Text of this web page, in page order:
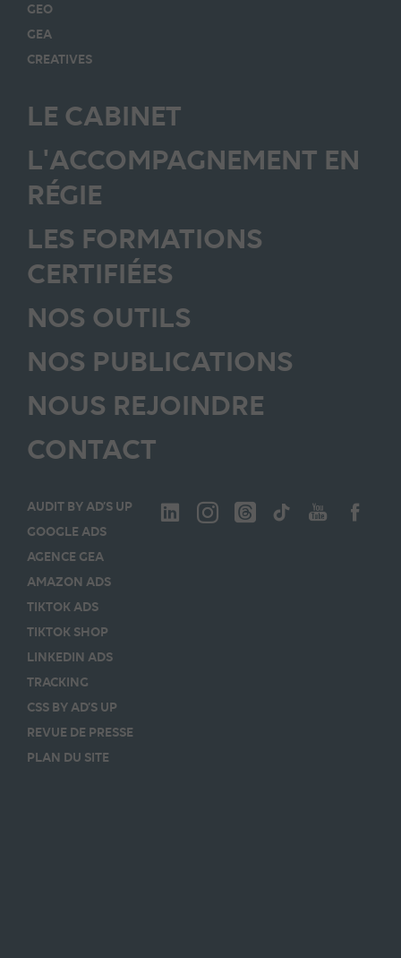
GEO
GEA
CREATIVES
LE CABINET
L'ACCOMPAGNEMENT EN
RÉGIE
LES FORMATIONS
CERTIFIÉES
NOS OUTILS
NOS PUBLICATIONS
NOUS REJOINDRE
CONTACT
AUDIT BY AD’S UP
GOOGLE ADS
AGENCE GEA
AMAZON ADS
TIKTOK ADS
TIKTOK SHOP
LINKEDIN ADS
TRACKING
CSS BY AD’S UP
REVUE DE PRESSE
PLAN DU SITE